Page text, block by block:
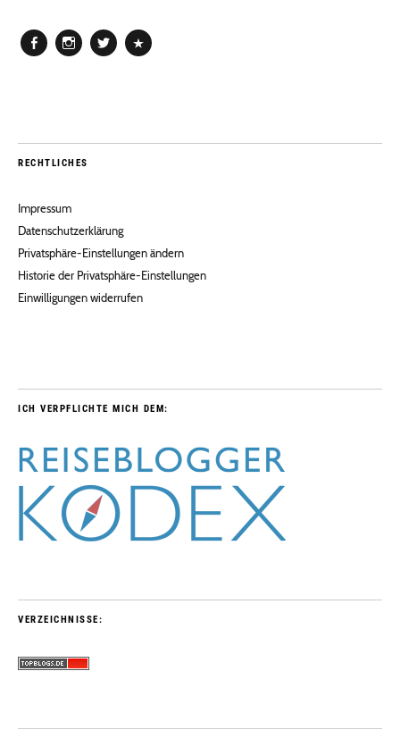
RECHTLICHES
Impressum
Datenschutzerklärung
Privatsphäre-Einstellungen ändern
Historie der Privatsphäre-Einstellungen
Einwilligungen widerrufen
ICH VERPFLICHTE MICH DEM:
VERZEICHNISSE: